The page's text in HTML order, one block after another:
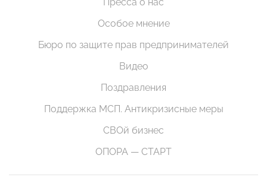
Особое мнение
Бюро по защите прав предпринимателей
Видео
Поздравления
Поддержка МСП. Антикризисные меры
СВОй бизнес
ОПОРА — СТАРТ